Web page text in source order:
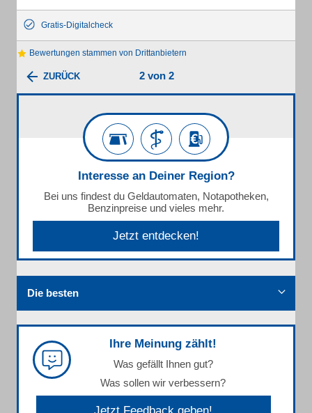
Gratis-Digitalcheck
Bewertungen stammen von Drittanbietern
ZURÜCK 2 von 2
Interesse an Deiner Region?
Bei uns findest du Geldautomaten, Notapotheken,
Benzinpreise und vieles mehr.
Jetzt entdecken!
Die besten
Ihre Meinung zählt!
Was gefällt Ihnen gut?
Was sollen wir verbessern?